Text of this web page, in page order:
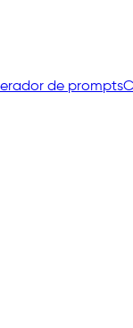
de prompts